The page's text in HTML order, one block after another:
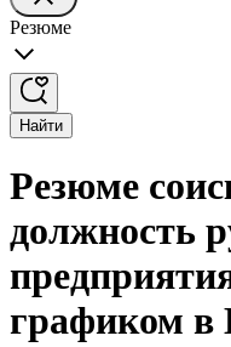
Резюме
Найти
Резюме
должность
графиком в